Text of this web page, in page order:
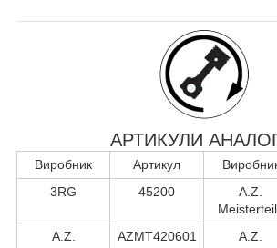
АРТИКУЛИ
Виробник Артикул
3RG
45200
A.Z.
A.Z.
AZMT420601
A.Z.